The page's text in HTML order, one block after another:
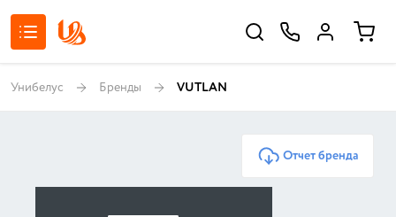
Унибелус Бренды VUTLAN
Отчет бренда